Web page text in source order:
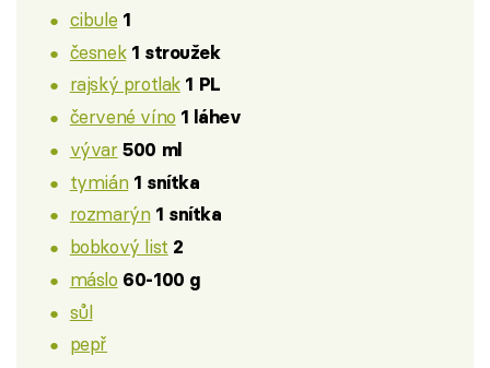
cibule 1
česnek 1 stroužek
rajský protlak 1 PL
červené víno 1 láhev
vývar 500 ml
tymián 1 snítka
rozmarýn 1 snítka
bobkový list 2
máslo 60-100 g
sůl
pepř